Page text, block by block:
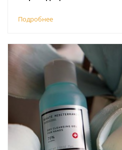
Подробнее